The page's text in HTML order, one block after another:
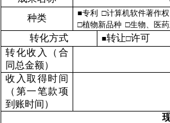
种类 ■专利 □计算机软件著作
□植物新品种 □生物、医
转化方式 ■转让□许可
转化收入（合
同总金额）
收入取得时间
（第一笔款项
到账时间 ）